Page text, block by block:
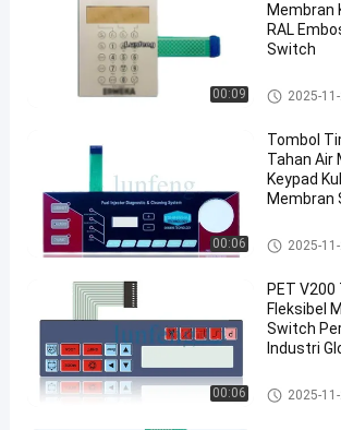
Membran
Tahan Air
2022-
193
Keypad
Membran
Tahan Air
sakelar
membran
kubah
logam
PET
00:09
Membran
RAL
Switch
Keypad
2025-
00:06
Tombol
Tahan Air
Keypad
Membran
Keypad
2025-
00:06
PET V200
Fleksibel
Switch
Industri
Keypad
2025-